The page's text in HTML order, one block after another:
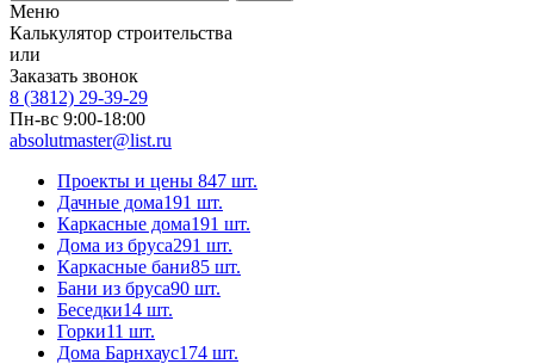
Меню
Калькулятор строительства
или
Заказать звонок
8 (3812) 29-39-29
Пн-вс 9:00-18:00
absolutmaster@list.ru
Проекты и цены 847 шт.
Дачные дома191 шт.
Каркасные дома191 шт.
Дома из бруса291 шт.
Каркасные бани85 шт.
Бани из бруса90 шт.
Беседки14 шт.
Горки11 шт.
Дома Барнхаус174 шт.